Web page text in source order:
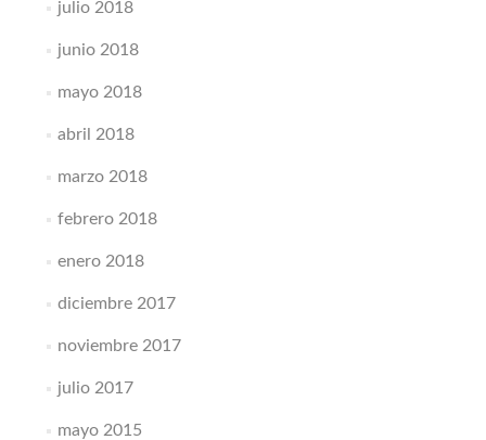
julio 2018
junio 2018
mayo 2018
abril 2018
marzo 2018
febrero 2018
enero 2018
diciembre 2017
noviembre 2017
julio 2017
mayo 2015